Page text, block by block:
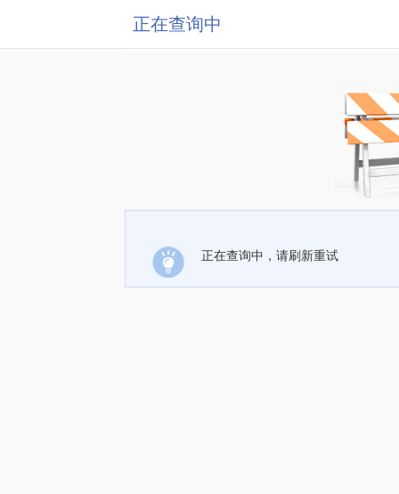
正在查询中
正在查询中，请刷新重试